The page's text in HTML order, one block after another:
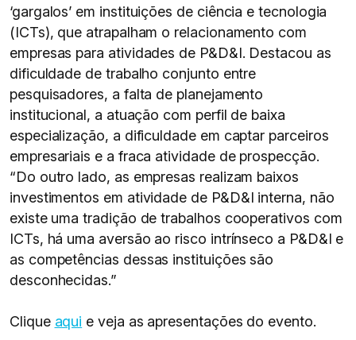
‘gargalos’ em instituições de ciência e tecnologia
(ICTs), que atrapalham o relacionamento com
empresas para atividades de P&D&I. Destacou as
dificuldade de trabalho conjunto entre
pesquisadores, a falta de planejamento
institucional, a atuação com perfil de baixa
especialização, a dificuldade em captar parceiros
empresariais e a fraca atividade de prospecção.
“Do outro lado, as empresas realizam baixos
investimentos em atividade de P&D&I interna, não
existe uma tradição de trabalhos cooperativos com
ICTs, há uma aversão ao risco intrínseco a P&D&I e
as competências dessas instituições são
desconhecidas.”
Clique aqui e veja as apresentações do evento.